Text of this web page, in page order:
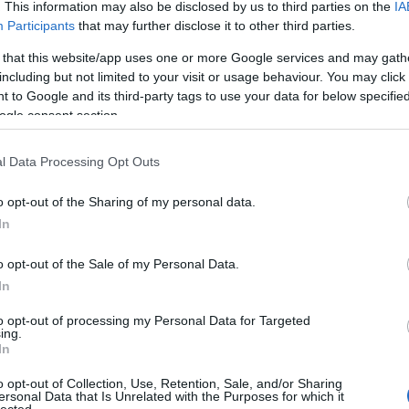
This information may also be disclosed by us to third parties on the
Participants that may further disclose it to other third parties.
that this website/app uses one or more Google services and may
but not limited to your visit or usage behaviour. You may
to Google and its third-party tags to use your data for below
consent section.
Data Processing Opt Outs
opt-out of the Sharing of my personal data.
opt-out of the Sale of my Personal Data.
opt-out of processing my Personal Data for Targeted
opt-out of Collection, Use, Retention, Sale, and/or Sharing
Data that Is Unrelated with the Purposes for which it
Gellért
Royal
Jászai
Kálvin
Kolbász